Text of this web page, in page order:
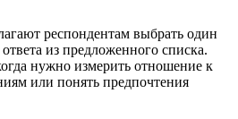
респондентам выбрать один
из предложенного списка.
нужно измерить отношение к
или понять предпочтения